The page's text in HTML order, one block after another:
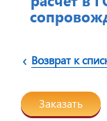
Возврат к
Заказать